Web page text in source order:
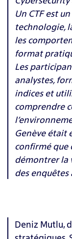
Un CTF est
technologie,
les
format
Les
analystes,
indices et
comprendre
Genève était
confirmé que
démontrer la
des enquêtes
Deniz Mutlu,